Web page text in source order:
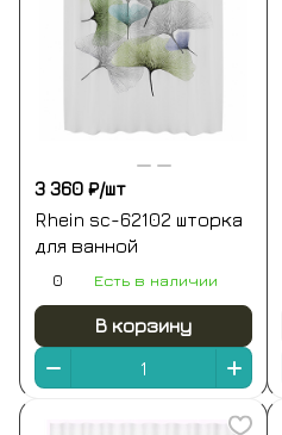
3 360 ₽/шт
Rhein sc-62102 шторка
для ванной
0 Есть в наличии
В корзину